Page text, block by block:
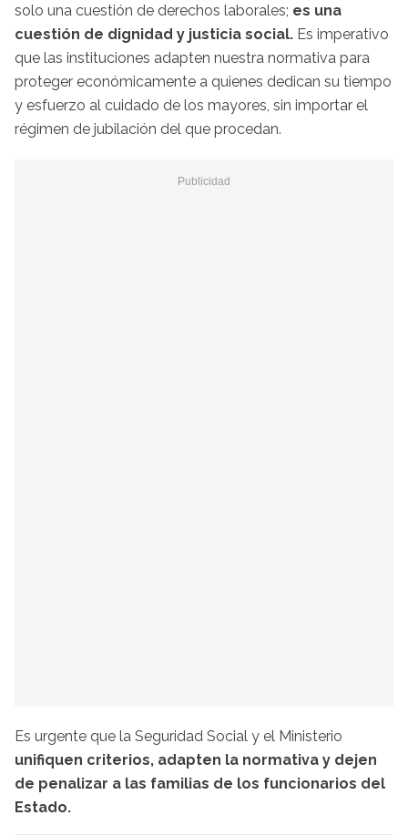
solo una cuestión de derechos laborales; es una
cuestión de dignidad y justicia social. Es imperativo
que las instituciones adapten nuestra normativa para
proteger económicamente a quienes dedican su tiempo
y esfuerzo al cuidado de los mayores, sin importar el
régimen de jubilación del que procedan.
Es urgente que la Seguridad Social y el Ministerio
unifiquen criterios, adapten la normativa y dejen
de penalizar a las familias de los funcionarios del
Estado.